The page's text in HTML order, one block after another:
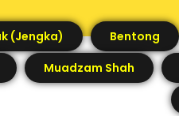
(Jengka) Bentong
Muadzam Shah